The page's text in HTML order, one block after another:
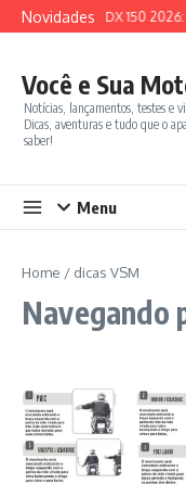
Ir para o conteúdo
NovidadesSYM ADX 150 2026:
Você e Sua
Notícias, lançamentos, testes e
Dicas, aventuras e tudo que o
saber!
Menu
Home / dicas VSM
Navegando